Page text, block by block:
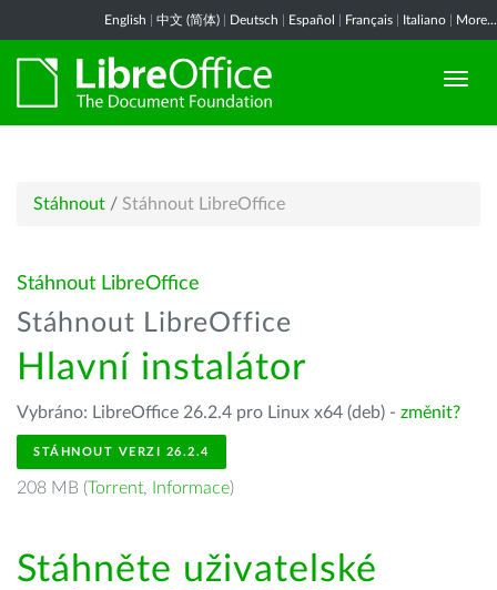
English 中文 (简体) Deutsch Español Français Italiano More...
Stáhnout / Stáhnout LibreOffice
Stáhnout LibreOffice
Stáhnout LibreOffice
Hlavní instalátor
Vybráno: LibreOffice 26.2.4 pro Linux x64 (deb) - změnit?
STÁHNOUT VERZI 26.2.4
208 MB (Torrent, Informace)
Stáhněte uživatelské